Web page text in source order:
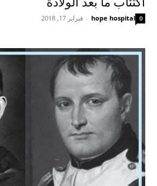
hope hospital
- فبراير 17, 2018 0